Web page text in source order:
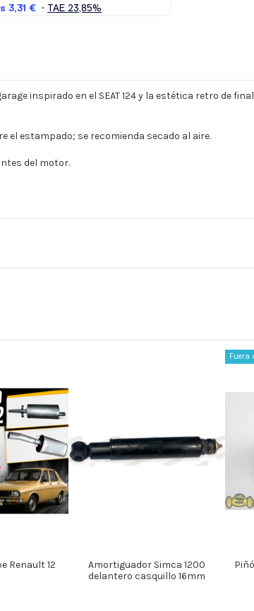
inspirado en el SEAT 124 y la estética retro de
el estampado; se recomienda secado al aire.
del motor.
Renault 12
Amortiguador Simca 1200
delantero casquillo 16mm
Fuera